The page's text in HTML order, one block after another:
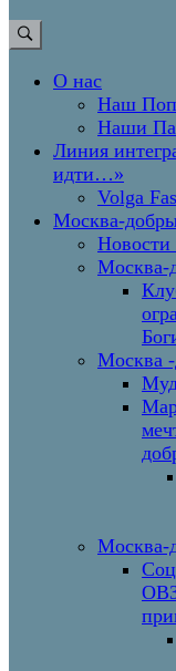
О нас
Наш
Наши
Линия
идти…»
Volga
Москва-
Новости
Москва-
Москва
Москва-